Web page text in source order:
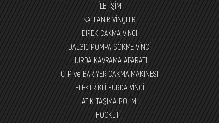
İLETİŞİM
KATLANIR VİNÇLER
DİREK ÇAKMA VİNCİ
DALGIÇ POMPA SÖKME VİNCİ
HURDA KAVRAMA APARATI
CTP ve BARİYER ÇAKMA MAKİNESİ
ELEKTRİKLİ HURDA VİNCİ
ATIK TAŞIMA POLİMİ
HOOKLİFT